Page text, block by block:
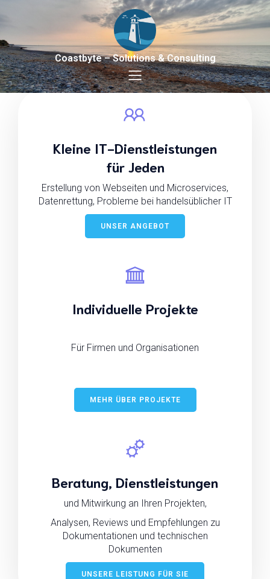
Coastbyte – Solutions & Consulting
Ihr Partner für individuelle Lösungen. Regional von der
Kleine IT-Dienstleistungen
für Jeden
Erstellung von Webseiten und Microservices,
Datenrettung, Probleme bei handelsüblicher IT
UNSER ANGEBOT
Individuelle Projekte
Für Firmen und Organisationen
MEHR ÜBER PROJEKTE
Beratung, Dienstleistungen
und Mitwirkung an Ihren Projekten,
Analysen, Reviews und Empfehlungen zu
Dokumentationen und technischen
Dokumenten
UNSERE LEISTUNG FÜR SIE